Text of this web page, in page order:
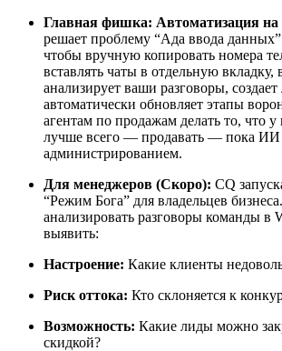
Главная фишка: Автоматизация
решает проблему “Ада ввода
чтобы вручную копировать номера
вставлять чаты в отдельную
анализирует ваши разговоры,
автоматически обновляет этапы
агентам по продажам делать то, что у
лучше всего — продавать — пока ИИ
администрированием.
Для менеджеров (Скоро): CQ
“Режим Бога” для владельцев
анализировать разговоры команды в
выявить:
Настроение: Какие клиенты
Риск оттока: Кто склоняется к
Возможность: Какие лиды можно
скидкой?